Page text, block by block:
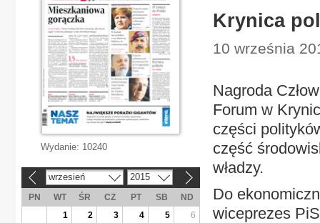
Krynica
10 września
Nagroda
Forum w
części
część
władzy.
Do
wiceprezes
Wydanie: 10240
wrzesień 2015
PN WT ŚR CZ PT SB
ND
1
2 3 4 5
6